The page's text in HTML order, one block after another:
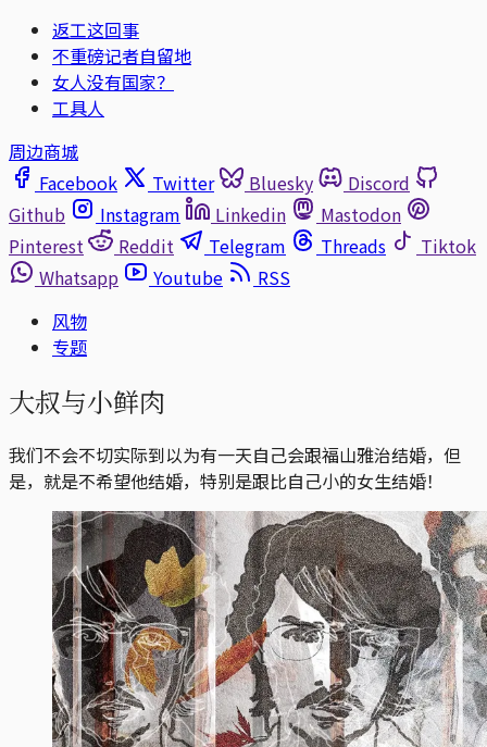
返工这回事
不重磅记者自留地
女人没有国家？
工具人
周边商城
Facebook
Twitter Bluesky
Discord
Github
Instagram Linkedin
Mastodon
Pinterest
Reddit Telegram Threads
Tiktok
Whatsapp
Youtube
RSS
风物
专题
大叔与小鲜肉
我们不会不切实际到以为有一天自己会跟福山雅治结婚，但
是，就是不希望他结婚，特别是跟比自己小的女生结婚！